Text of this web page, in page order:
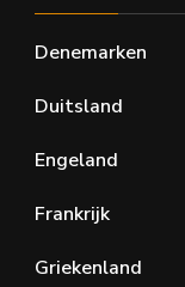
Denemarken
Duitsland
Engeland
Frankrijk
Griekenland